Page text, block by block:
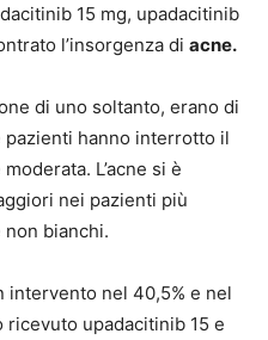
15 mg, upadacitinib
l’insorgenza di acne.
di uno soltanto, erano di
hanno interrotto il
L’acne si è
nei pazienti più
bianchi.
intervento nel 40,5% e nel
ricevuto upadacitinib 15 e